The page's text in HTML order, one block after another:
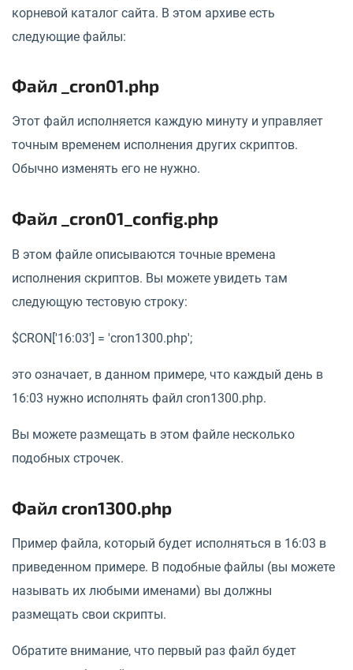
корневой каталог сайта. В этом архиве есть
следующие файлы:
Файл _cron01.php
Этот файл исполняется каждую минуту и управляет
точным временем исполнения других скриптов.
Обычно изменять его не нужно.
Файл _cron01_config.php
В этом файле описываются точные времена
исполнения скриптов. Вы можете увидеть там
следующую тестовую строку:
$CRON['16:03'] = 'cron1300.php';
это означает, в данном примере, что каждый день в
16:03 нужно исполнять файл cron1300.php.
Вы можете размещать в этом файле несколько
подобных строчек.
Файл cron1300.php
Пример файла, который будет исполняться в 16:03 в
приведенном примере. В подобные файлы (вы можете
называть их любыми именами) вы должны
размещать свои скрипты.
Обратите внимание, что первый раз файл будет